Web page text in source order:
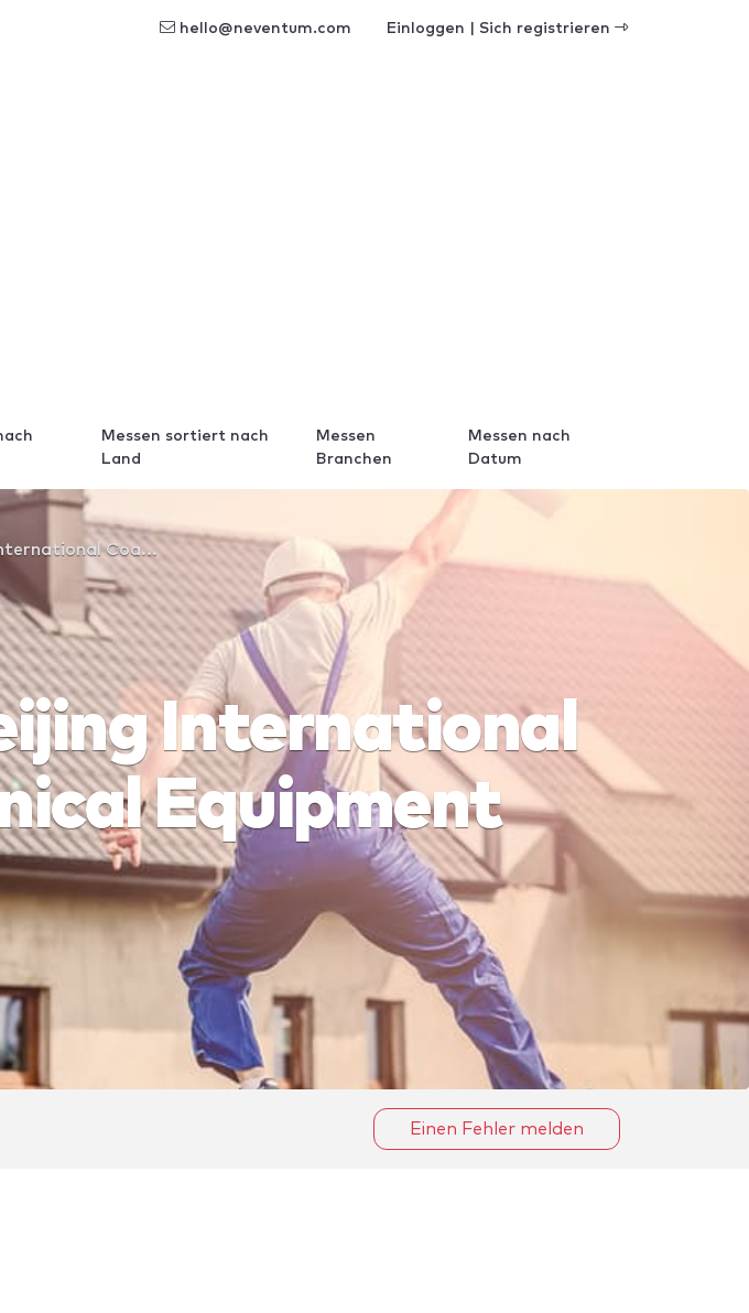
hello@neventum.com Einloggen | Sich registrieren
Messen sortiert nach
Land
Messen
Branchen
Messen nach
Datum
Coa...
International
Equipment
Einen Fehler melden